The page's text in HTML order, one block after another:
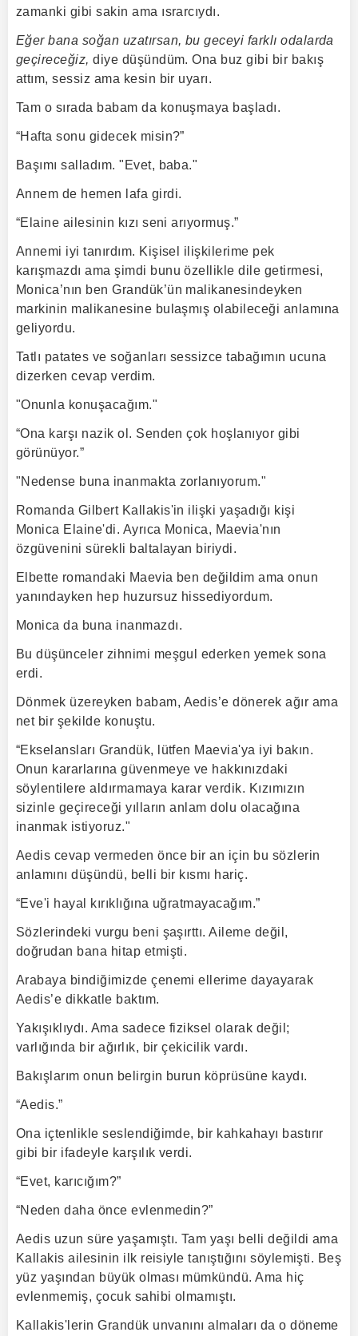
zamanki gibi sakin ama ısrarcıydı.
Eğer bana soğan uzatırsan, bu geceyi farklı odalarda
geçireceğiz, diye düşündüm. Ona buz gibi bir bakış
attım, sessiz ama kesin bir uyarı.
Tam o sırada babam da konuşmaya başladı.
“Hafta sonu gidecek misin?”
Başımı salladım. "Evet, baba."
Annem de hemen lafa girdi.
“Elaine ailesinin kızı seni arıyormuş.”
Annemi iyi tanırdım. Kişisel ilişkilerime pek
karışmazdı ama şimdi bunu özellikle dile getirmesi,
Monica’nın ben Grandük’ün malikanesindeyken
markinin malikanesine bulaşmış olabileceği anlamına
geliyordu.
Tatlı patates ve soğanları sessizce tabağımın ucuna
dizerken cevap verdim.
"Onunla konuşacağım."
“Ona karşı nazik ol. Senden çok hoşlanıyor gibi
görünüyor.”
"Nedense buna inanmakta zorlanıyorum."
Romanda Gilbert Kallakis'in ilişki yaşadığı kişi
Monica Elaine'di. Ayrıca Monica, Maevia'nın
özgüvenini sürekli baltalayan biriydi.
Elbette romandaki Maevia ben değildim ama onun
yanındayken hep huzursuz hissediyordum.
Monica da buna inanmazdı.
Bu düşünceler zihnimi meşgul ederken yemek sona
erdi.
Dönmek üzereyken babam, Aedis’e dönerek ağır ama
net bir şekilde konuştu.
“Ekselansları Grandük, lütfen Maevia'ya iyi bakın.
Onun kararlarına güvenmeye ve hakkınızdaki
söylentilere aldırmamaya karar verdik. Kızımızın
sizinle geçireceği yılların anlam dolu olacağına
inanmak istiyoruz."
Aedis cevap vermeden önce bir an için bu sözlerin
anlamını düşündü, belli bir kısmı hariç.
“Eve'i hayal kırıklığına uğratmayacağım.”
Sözlerindeki vurgu beni şaşırttı. Aileme değil,
doğrudan bana hitap etmişti.
Arabaya bindiğimizde çenemi ellerime dayayarak
Aedis’e dikkatle baktım.
Yakışıklıydı. Ama sadece fiziksel olarak değil;
varlığında bir ağırlık, bir çekicilik vardı.
Bakışlarım onun belirgin burun köprüsüne kaydı.
“Aedis.”
Ona içtenlikle seslendiğimde, bir kahkahayı bastırır
gibi bir ifadeyle karşılık verdi.
“Evet, karıcığım?”
“Neden daha önce evlenmedin?”
Aedis uzun süre yaşamıştı. Tam yaşı belli değildi ama
Kallakis ailesinin ilk reisiyle tanıştığını söylemişti. Beş
yüz yaşından büyük olması mümkündü. Ama hiç
evlenmemiş, çocuk sahibi olmamıştı.
Kallakis'lerin Grandük unvanını almaları da o döneme